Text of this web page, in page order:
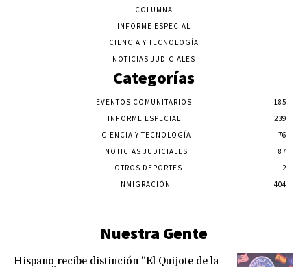
COLUMNA
INFORME ESPECIAL
CIENCIA Y TECNOLOGÍA
NOTICIAS JUDICIALES
Categorías
EVENTOS COMUNITARIOS
185
INFORME ESPECIAL
239
CIENCIA Y TECNOLOGÍA
76
NOTICIAS JUDICIALES
87
OTROS DEPORTES
2
INMIGRACIÓN
404
Nuestra Gente
Hispano recibe distinción “El Quijote de la